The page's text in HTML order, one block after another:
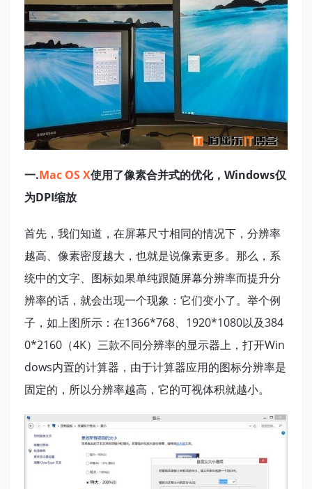
一.Mac OS X使用了像素合并式的优化，Windows仅
为DPI缩放
首先，我们知道，在屏幕尺寸相同的情况下，分辨率
越高、像素密度越大，也就是说像素更多。那么，系
统中的文字、图标如果单纯跟随屏幕分辨率而提升分
辨率的话，就会出现一个现象：它们变小了。举个例
子，如上图所示：在1366*768、1920*1080以及384
0*2160（4K）三款不同分辨率的显示器上，打开Win
dows内置的计算器，由于计算器应用的图标分辨率是
固定的，所以分辨率越高，它的可视体积就越小。